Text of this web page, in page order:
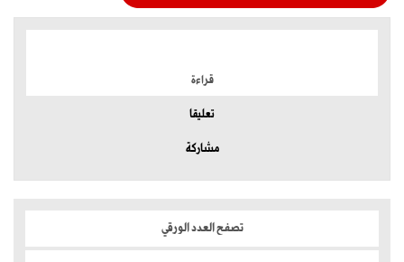
قراءة
تعليقا
مشاركة
تصفح العدد الورقي